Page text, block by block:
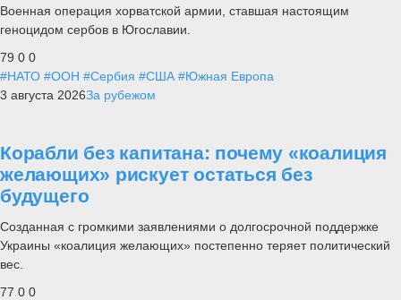
Военная операция хорватской армии, ставшая настоящим
геноцидом сербов в Югославии.
79 0 0
#НАТО #ООН #Сербия #США #Южная Европа
3 августа 2026За рубежом
Корабли без капитана: почему «коалиция
желающих» рискует остаться без
будущего
Созданная с громкими заявлениями о долгосрочной поддержке
Украины «коалиция желающих» постепенно теряет политический
вес.
77 0 0